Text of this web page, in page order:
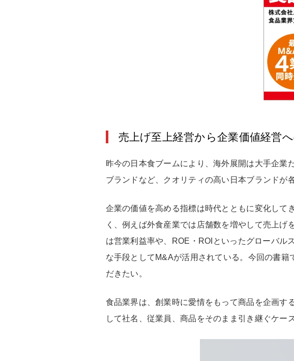
売上げ至上経営から企業価値経営
昨今の日本食ブームにより、海外展開は大手企業
ブランドなど、クオリティの高い日本ブランドが
企業の価値を高める指標は時代とともに変化して
く、例えば外食産業では店舗数を増やして売上
は営業利益率や、ROE・ROIといったグローバル
な手段としてM&Aが活用されている。今回の書
だきたい。
食品業界は、創業時に愛情をもって商品を企画す
して社名、従業員、商品をそのまま引き継ぐケー